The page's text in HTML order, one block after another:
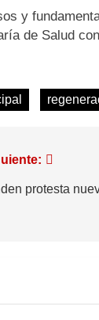
y
de Salud
protesta